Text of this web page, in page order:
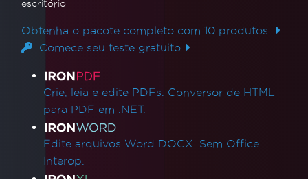
escritório
Obtenha o pacote completo com 10 produtos.
Comece seu teste gratuito
Links de produtos
Crie, leia e edite PDFs. Conversor de HTML
para PDF em .NET.
Edite arquivos Word DOCX. Sem Office
Interop.